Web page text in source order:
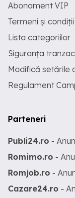
Abonament VIP
Termeni și condiții
Lista categoriilor
Siguranța
Modifică setările
Regulament
Parteneri
Publi24.ro -
Romimo.ro -
Romjob.ro -
Cazare24.ro -